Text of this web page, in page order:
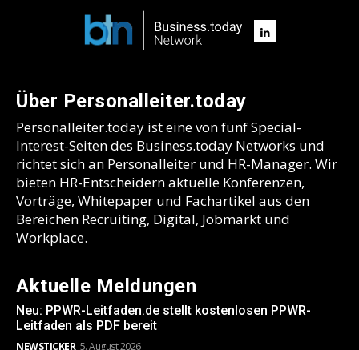
Über Personalleiter.today
Personalleiter.today ist eine von fünf Special-
Interest-Seiten des Business.today Networks und
richtet sich an Personalleiter und HR-Manager. Wir
bieten HR-Entscheidern aktuelle Konferenzen,
Vorträge, Whitepaper und Fachartikel aus den
Bereichen Recruiting, Digital, Jobmarkt und
Workplace.
Aktuelle Meldungen
Neu: PPWR-Leitfaden.de stellt kostenlosen PPWR-
Leitfaden als PDF bereit
NEWSTICKER 5. August 2026